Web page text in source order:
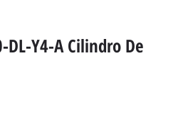
DL-Y4-A Cilindro De